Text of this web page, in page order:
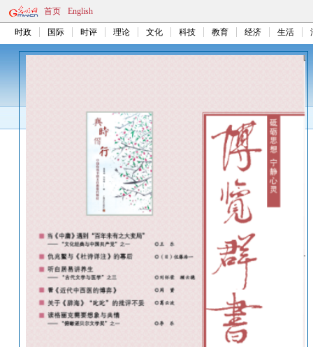
首页 English
时政 国际 时评 理论 文化 科技 教育 经济 生活